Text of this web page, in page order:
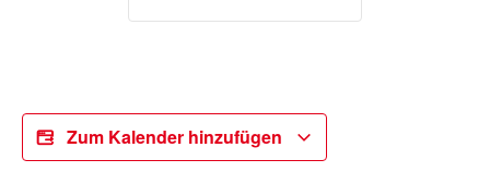
Zum Kalender hinzufügen